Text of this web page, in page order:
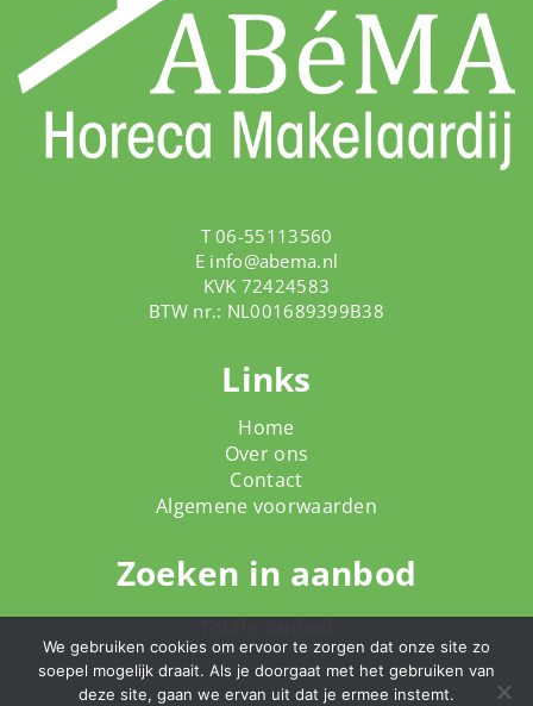
T 06-55113560
E info@abema.nl
KVK 72424583
BTW nr.: NL001689399B38
Links
Home
Over ons
Contact
Algemene voorwaarden
Zoeken in aanbod
We gebruiken cookies om ervoor te zorgen dat onze site zo
soepel mogelijk draait. Als je doorgaat met het gebruiken van
deze site, gaan we ervan uit dat je ermee instemt.